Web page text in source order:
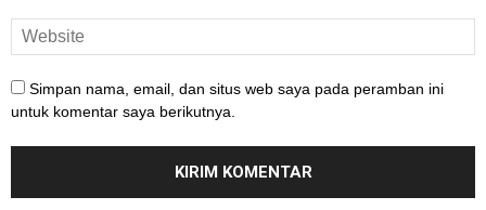
Simpan nama, email, dan situs web saya pada peramban ini
untuk komentar saya berikutnya.